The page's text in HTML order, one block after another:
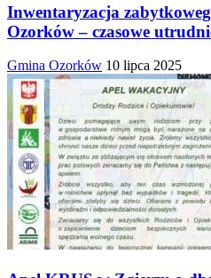
Inwentaryzacja
Ozorków – czasowe
Gmina Ozorków 10 lipca 2025